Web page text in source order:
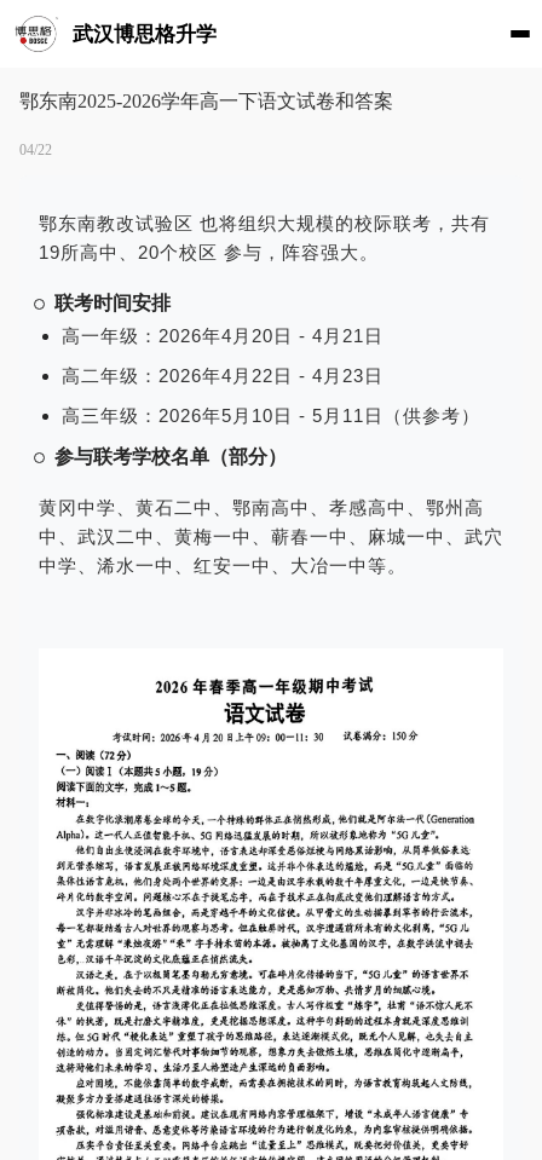
武汉博思格升学
鄂东南2025-2026学年高一下语文试卷和答案
04/22
鄂东南教改试验区 也将组织大规模的校际联考，共有
19所高中、20个校区 参与，阵容强大。
联考时间安排
高一年级：2026年4月20日 - 4月21日
高二年级：2026年4月22日 - 4月23日
高三年级：2026年5月10日 - 5月11日（供参考）
参与联考学校名单（部分）
黄冈中学、黄石二中、鄂南高中、孝感高中、鄂州高
中、武汉二中、黄梅一中、蕲春一中、麻城一中、武穴
中学、浠水一中、红安一中、大冶一中等。